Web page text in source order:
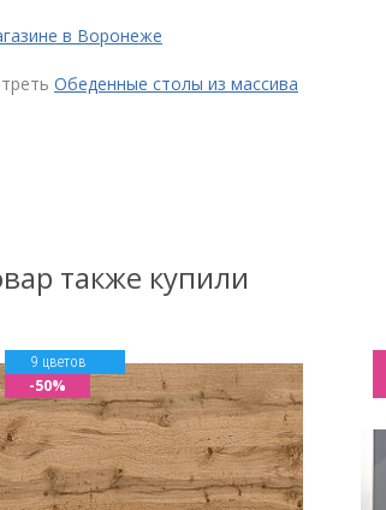
в Воронеже
Обеденные столы из массива
также купили
9 цветов
-50%